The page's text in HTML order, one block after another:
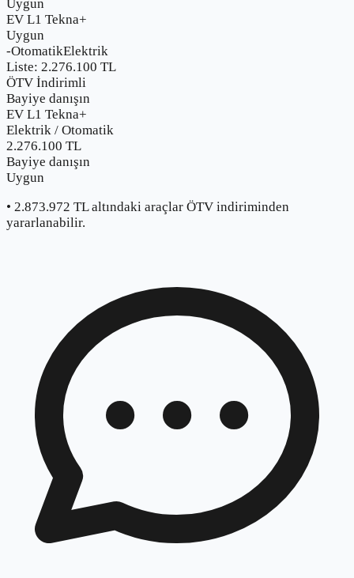
Uygun
EV L1 Tekna+
Uygun
-OtomatikElektrik
Liste: 2.276.100 TL
ÖTV İndirimli
Bayiye danışın
EV L1 Tekna+
Elektrik / Otomatik
2.276.100 TL
Bayiye danışın
Uygun
• 2.873.972 TL altındaki araçlar ÖTV indiriminden
yararlanabilir.